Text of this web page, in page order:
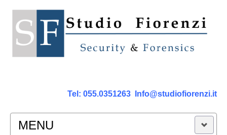
Tel: 055.0351263 Info@studiofiorenzi.it
MENU